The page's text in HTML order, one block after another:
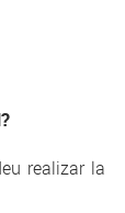
realizar la